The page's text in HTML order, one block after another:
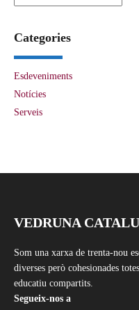
Categories
Esdeveniments
Notícies
Serveis
VEDRUNA
Som una xarxa de trenta-nou
diverses però cohesionades
educatiu compartits.
Segueix-nos a